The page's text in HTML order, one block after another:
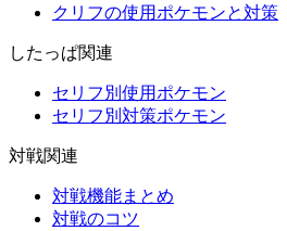
クリフの使用ポケモンと対策
したっぱ関連
セリフ別使用ポケモン
セリフ別対策ポケモン
対戦関連
対戦機能まとめ
対戦のコツ